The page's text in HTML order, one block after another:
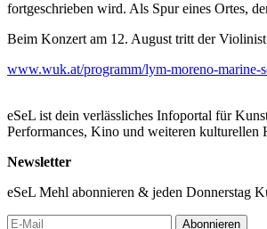
fortgeschrieben wird. Als Spur eines Ortes,
Beim Konzert am 12. August tritt der
www.wuk.at/programm/lym-moreno-marine-
eSeL ist dein verlässliches Infoportal für
Performances, Kino und weiteren kulturellen
Newsletter
eSeL Mehl abonnieren & jeden Donnerstag
Abonnieren